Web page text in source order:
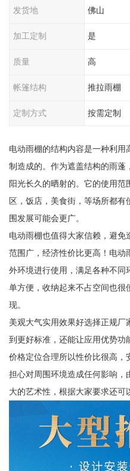
发货地 佛山
加工定制 是
质量 高
帐篷结构 推拉雨棚
定制方式 按需定制
电动雨棚的结构内容是一种利
制造成的。作为遮盖结构的雨蓬
阳光长久的晒射的。它的使用
区，饭店，美食街，等场所都
围发展可能会更广。
电动雨棚也值得大家信赖，避免
范围广，经济性价比更高！电动
外环境进行使用，满足各种不
单方便，收纳起来不占空间也
现。
美观大气实用效果好选择正规
到更好标准，还能让应用优势功
价格定位合理所以性价比很高，
担心对周围环境造成任何影响，
大的艺术性，根据大家要求还可